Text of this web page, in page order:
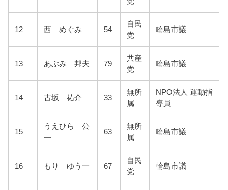
12 西 めぐみ 54
自民
党
輪島市議
13 あぶみ 邦夫 79
共産
党
輪島市議
14 古坂 祐介 33
無所
属
NPO法人 運動指
導員
15
うえひら 公
一
63
無所
属
輪島市議
16 もり ゆう一 67
自民
党
輪島市議